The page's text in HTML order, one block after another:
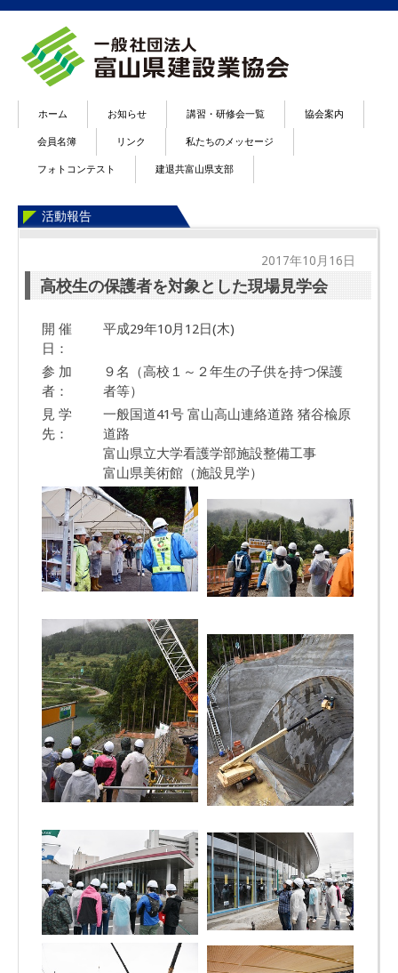
ホーム お知らせ 講習・研修会一覧 協会案内
会員名簿 リンク 私たちのメッセージ
フォトコンテスト 建退共富山県支部
活動報告
2017年10月16日
高校生の保護者を対象とした現場見学会
開 催
日：
平成29年10月12日(木)
参 加
者：
９名（高校１～２年生の子供を持つ保護
者等）
見 学
先：
一般国道41号 富山高山連絡道路 猪谷楡原
道路
富山県立大学看護学部施設整備工事
富山県美術館（施設見学）